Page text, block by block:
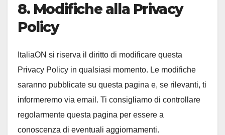
8. Modifiche alla Privacy
Policy
ItaliaON si riserva il diritto di modificare questa
Privacy Policy in qualsiasi momento. Le modifiche
saranno pubblicate su questa pagina e, se rilevanti, ti
informeremo via email. Ti consigliamo di controllare
regolarmente questa pagina per essere a
conoscenza di eventuali aggiornamenti.